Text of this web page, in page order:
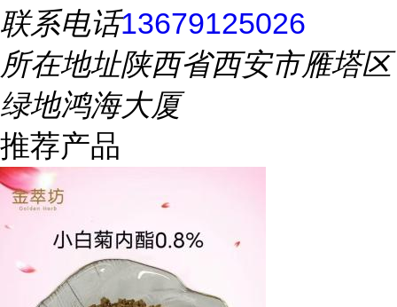
联系电话13679125026
所在地址陕西省西安市雁塔区
绿地鸿海大厦
推荐产品